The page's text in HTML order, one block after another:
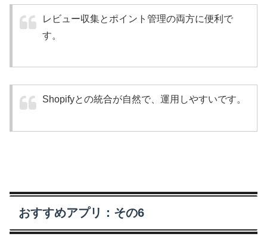
レビュー収集とポイント管理の両方に便利で
す。
Shopifyとの統合が自然で、運用しやすいです。
おすすめアプリ：その6